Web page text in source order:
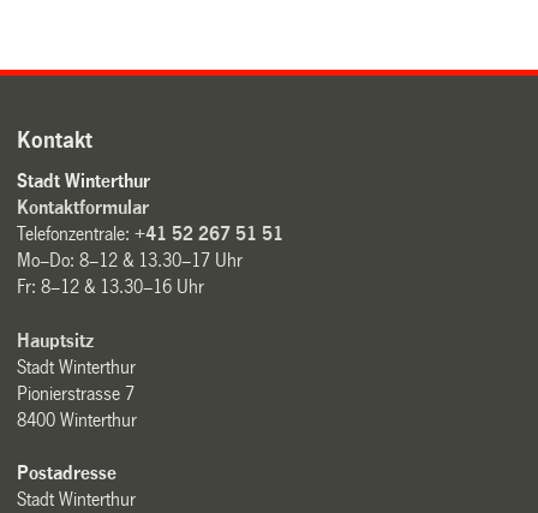
Kontakt
Stadt Winterthur
Kontaktformular
Telefonzentrale:+41 52 267 51 51
Mo–Do: 8–12 & 13.30–17 Uhr
Fr: 8–12 & 13.30–16 Uhr
Hauptsitz
Stadt Winterthur
Pionierstrasse 7
8400 Winterthur
Postadresse
Stadt Winterthur